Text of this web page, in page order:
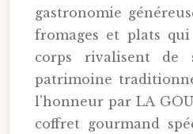
gastronomie
fromages et plats
corps rivalisent de
patrimoine
l'honneur par LA
coffret gourmand